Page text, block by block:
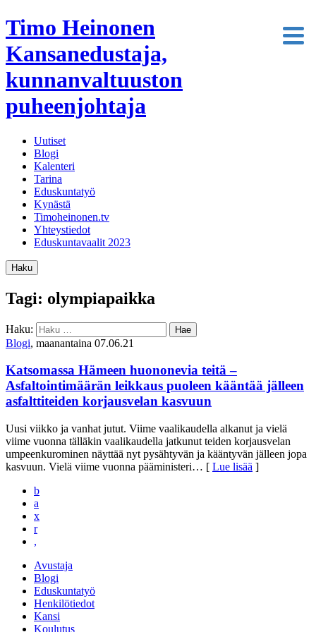
Timo Heinonen
Kansanedustaja,
kunnanvaltuuston
puheenjohtaja
Uutiset
Blogi
Kalenteri
Tarina
Eduskuntatyö
Kynästä
Timoheinonen.tv
Yhteystiedot
Eduskuntavaalit 2023
Haku
Tagi: olympiapaikka
Haku:
Blogi, maanantaina 07.06.21
Katsomassa Hämeen huononevia teitä –
Asfaltointimäärän leikkaus puoleen kääntää jälleen
asfalttiteiden korjausvelan kasvuun
Uusi viikko ja vanhat jutut. Viime vaalikaudella alkanut ja vielä
viime vuonna tälläkin vaalikaudella jatkunut teiden korjausvelan
umpeenkurominen näyttää nyt pysähtyvän ja kääntyvän jälleen jopa
kasvuun. Vielä viime vuonna pääministeri… [ Lue lisää ]
b
a
x
r
,
Avustaja
Blogi
Eduskuntatyö
Henkilötiedot
Kansi
Koulutus